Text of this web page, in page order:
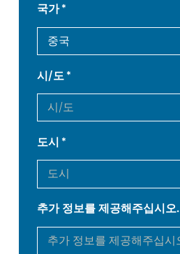
국가
시/도
도시
추가 정보를 제공해주십시오.
DE
ES
PL
KO